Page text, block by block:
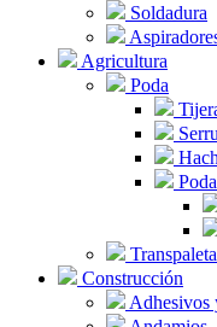
Soldadura
Agricultura
Poda
Construcción
Adhesivos